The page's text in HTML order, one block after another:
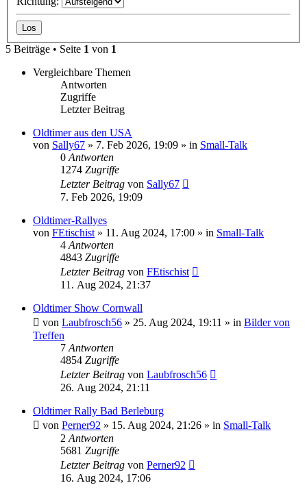
5 Beiträge • Seite 1 von 1
Vergleichbare Themen
Antworten
Zugriffe
Letzter Beitrag
Oldtimer aus den USA
von Sally67 » 7. Feb 2026, 19:09 » in Small-Talk
0 Antworten
1274 Zugriffe
Letzter Beitrag von Sally67
7. Feb 2026, 19:09
Oldtimer-Rallyes
von FEtischist » 11. Aug 2024, 17:00 » in Small-Talk
4 Antworten
4843 Zugriffe
Letzter Beitrag von FEtischist
11. Aug 2024, 21:37
Oldtimer Show Cornwall
von Laubfrosch56 » 25. Aug 2024, 19:11 » in Bilder von
Treffen
7 Antworten
4854 Zugriffe
Letzter Beitrag von Laubfrosch56
26. Aug 2024, 21:11
Oldtimer Rally Bad Berleburg
von Perner92 » 15. Aug 2024, 21:26 » in Small-Talk
2 Antworten
5681 Zugriffe
Letzter Beitrag von Perner92
16. Aug 2024, 17:06